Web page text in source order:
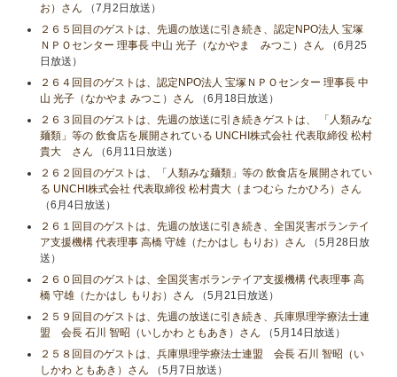
お）さん （7月2日放送）
２６５回目のゲストは、先週の放送に引き続き、認定NPO法人 宝塚
ＮＰＯセンター 理事長 中山 光子（なかやま みつこ）さん （6月25
日放送）
２６４回目のゲストは、認定NPO法人 宝塚ＮＰＯセンター 理事長 中
山 光子（なかやま みつこ）さん （6月18日放送）
２６３回目のゲストは、先週の放送に引き続きゲストは、 「人類みな
麺類」等の 飲食店を展開されている UNCHI株式会社 代表取締役 松村
貴大 さん （6月11日放送）
２６２回目のゲストは、「人類みな麺類」等の 飲食店を展開されてい
る UNCHI株式会社 代表取締役 松村貴大（まつむら たかひろ）さん
（6月4日放送）
２６１回目のゲストは、先週の放送に引き続き、全国災害ボランテイ
ア支援機構 代表理事 高橋 守雄（たかはし もりお）さん （5月28日放
送）
２６０回目のゲストは、全国災害ボランテイア支援機構 代表理事 高
橋 守雄（たかはし もりお）さん （5月21日放送）
２５９回目のゲストは、先週の放送に引き続き、兵庫県理学療法士連
盟 会長 石川 智昭（いしかわ ともあき）さん （5月14日放送）
２５８回目のゲストは、兵庫県理学療法士連盟 会長 石川 智昭（い
しかわ ともあき）さん （5月7日放送）